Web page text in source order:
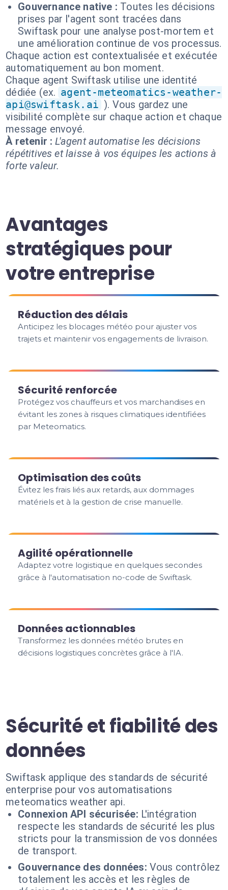
Gouvernance native : Toutes les décisions
prises par l'agent sont tracées dans
Swiftask pour une analyse post-mortem et
une amélioration continue de vos processus.
Chaque action est contextualisée et exécutée
automatiquement au bon moment.
Chaque agent Swiftask utilise une identité
dédiée (ex. agent-meteomatics-weather-
api@swiftask.ai ). Vous gardez une
visibilité complète sur chaque action et chaque
message envoyé.
À retenir : L'agent automatise les décisions
répétitives et laisse à vos équipes les actions à
forte valeur.
Avantages
stratégiques pour
votre entreprise
Réduction des délais
Anticipez les blocages météo pour ajuster vos
trajets et maintenir vos engagements de livraison.
Sécurité renforcée
Protégez vos chauffeurs et vos marchandises en
évitant les zones à risques climatiques identifiées
par Meteomatics.
Optimisation des coûts
Évitez les frais liés aux retards, aux dommages
matériels et à la gestion de crise manuelle.
Agilité opérationnelle
Adaptez votre logistique en quelques secondes
grâce à l'automatisation no-code de Swiftask.
Données actionnables
Transformez les données météo brutes en
décisions logistiques concrètes grâce à l'IA.
Sécurité et fiabilité des
données
Swiftask applique des standards de sécurité
enterprise pour vos automatisations
meteomatics weather api.
Connexion API sécurisée: L'intégration
respecte les standards de sécurité les plus
stricts pour la transmission de vos données
de transport.
Gouvernance des données: Vous contrôlez
totalement les accès et les règles de